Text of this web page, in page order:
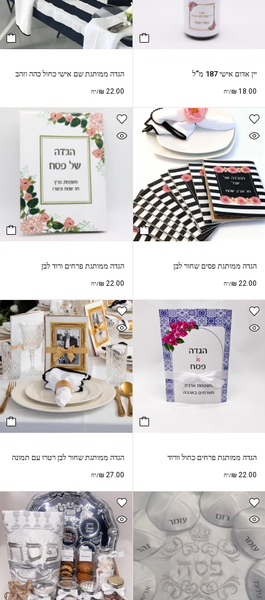
יין אדום אישי 187 מ”ל
₪ 18.00 /יח
הגדה ממותגת שם אישי כחול כהה וזהב
₪22.00 /יח
הגדה ממותגת פסים שחור לבן
₪ 22.00 /יח
הגדה ממותגת פרחים ורוד לבן
₪22.00 /יח
הגדה ממותגת פרחים כחול וורוד
₪ 22.00 /יח
הגדה ממותגת שחור לבן רטרו עם תמונה
₪27.00 /יח